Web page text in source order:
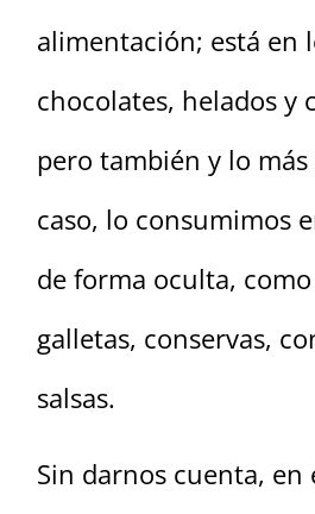
alimentación; está en
chocolates, helados y
pero también y lo
caso, lo consumimos
de forma oculta,
galletas, conservas,
salsas.
Sin darnos cuenta, en